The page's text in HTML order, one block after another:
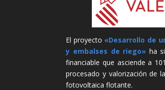
El proyecto «Desarrollo de
y embalses de riego» ha
financiable que asciende a
procesado y valorización de
fotovoltaica flotante.